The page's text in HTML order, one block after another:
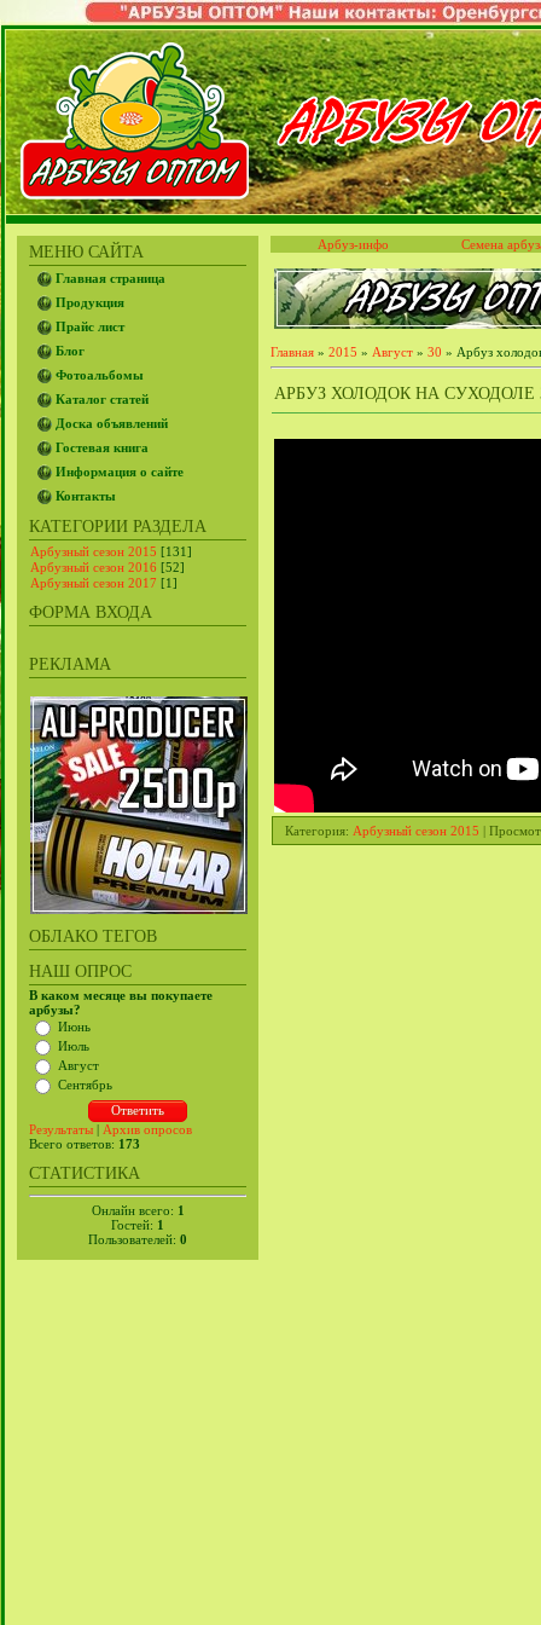
МЕНЮ САЙТА
Главная страница
Продукция
Прайс лист
Блог
Фотоальбомы
Каталог статей
Доска объявлений
Гостевая книга
Информация о сайте
Контакты
КАТЕГОРИИ РАЗДЕЛА
Арбузный сезон 2015 [131]
Арбузный сезон 2016 [52]
Арбузный сезон 2017 [1]
ФОРМА ВХОДА
РЕКЛАМА
ОБЛАКО ТЕГОВ
НАШ ОПРОС
В каком месяце вы покупаете
арбузы?
Июнь
Июль
Август
Сентябрь
Результаты | Архив опросов
Всего ответов: 173
СТАТИСТИКА
Онлайн всего: 1
Гостей: 1
Пользователей: 0
Арбуз-инфо Семена
Главная » 2015 » Август » 30 » Арбуз
АРБУЗ ХОЛОДОК НА СУХОДОЛЕ
Категория: Арбузный сезон 2015 |